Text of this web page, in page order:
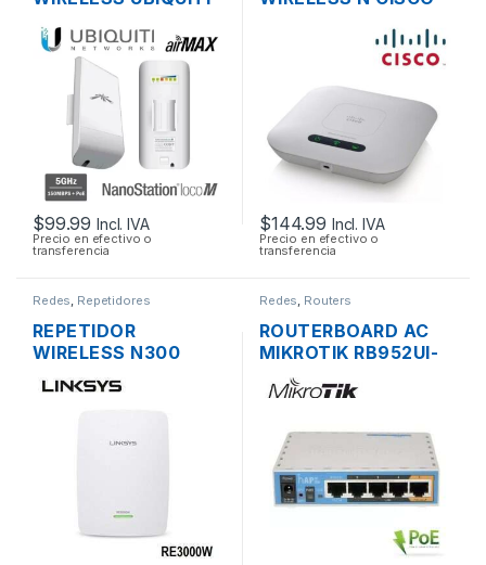
LOCOM5 AIRMAX
5GHZ 13DBI MIMO
200MW 150MBPS +
POE OUTDOOR
$99.99 Incl. IVA
Precio en efectivo o
transferencia
DOS ANTENAS INT.
300MBPS SOPORTE
POE + FUENTE
$144.99 Incl. IVA
Precio en efectivo o
transferencia
Redes Repetidores
REPETIDOR
WIRELESS N300
LINKSYS RE3000W
DOS ANTENAS 1
10/1000MBPS
Redes Routers
ROUTERBOARD AC
MIKROTIK RB952UI-
5AC2ND HAP AC
LITE DUAL BAND
USB OS L4